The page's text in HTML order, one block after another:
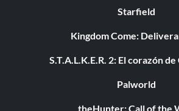
Starfield
Kingdom Come:
S.T.A.L.K.E.R. 2: El corazón
Palworld
theHunter: Call of the